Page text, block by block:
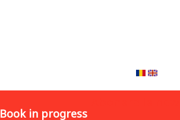
Book in progress